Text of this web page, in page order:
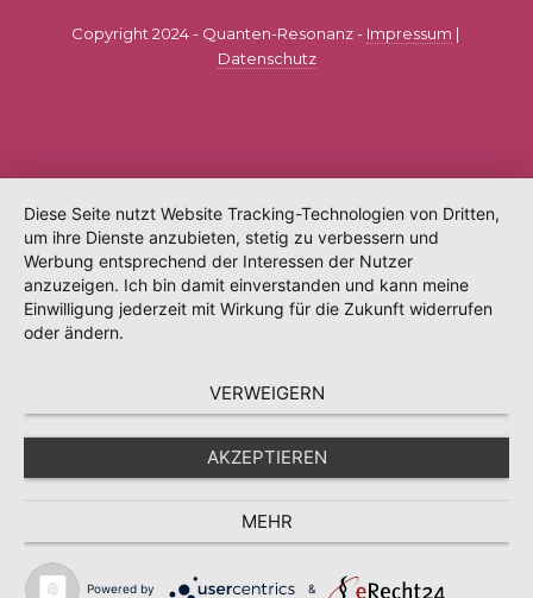
Copyright 2024 - Quanten-Resonanz - Impressum |
Datenschutz
Diese Seite nutzt Website Tracking-Technologien von Dritten,
um ihre Dienste anzubieten, stetig zu verbessern und
Werbung entsprechend der Interessen der Nutzer
anzuzeigen. Ich bin damit einverstanden und kann meine
Einwilligung jederzeit mit Wirkung für die Zukunft widerrufen
oder ändern.
VERWEIGERN
AKZEPTIEREN
MEHR
Powered by &